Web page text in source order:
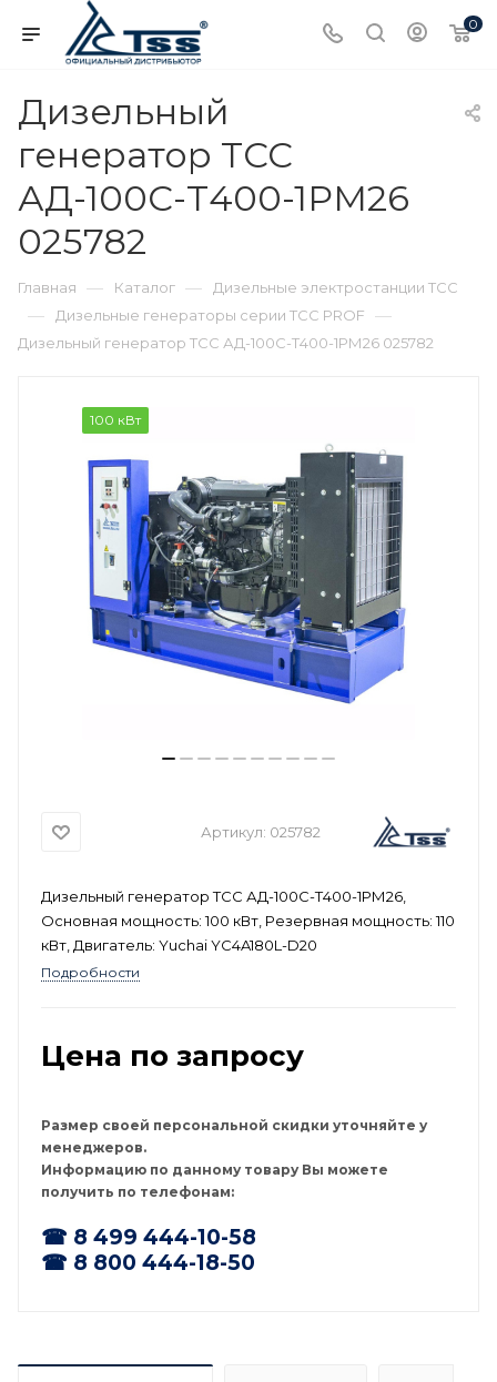
0
Дизельный
генератор ТСС
АД-100С-Т400-1РМ26
025782
Главная — Каталог — Дизельные электростанции ТСС
— Дизельные генераторы серии ТСС PROF —
Дизельный генератор ТСС АД-100С-Т400-1РМ26 025782
100 кВт
Артикул: 025782
Дизельный генератор ТСС АД-100С-Т400-1РМ26,
Основная мощность: 100 кВт, Резервная мощность: 110
кВт, Двигатель: Yuchai YC4A180L-D20
Подробности
Цена по запросу
Размер своей персональной скидки уточняйте у
менеджеров.
Информацию по данному товару Вы можете
получить по телефонам:
☎ 8 499 444-10-58
☎ 8 800 444-18-50